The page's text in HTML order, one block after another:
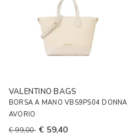
VALENTINO BAGS
BORSA A MANO VBS9PS04 DONNA
AVORIO
€ 99,00 € 59,40